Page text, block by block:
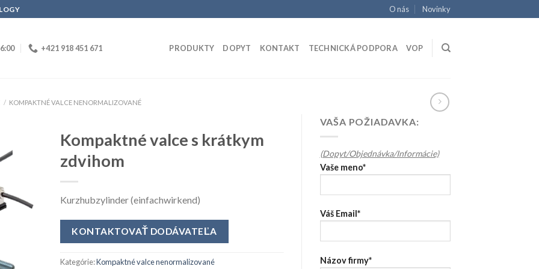
O nás Novinky
+421 918 451 671 PRODUKTY DOPYT KONTAKT TECHNICKÁ PODPORA VOP
/ KOMPAKTNÉ VALCE NENORMALIZOVANÉ
VAŠA POŽIADAVKA:
(Dopyt/Objednávka/Informácie)
Vaše meno*
Váš Email*
Názov firmy*
Kompaktné valce s krátkym
zdvihom
Kurzhubzylinder (einfachwirkend)
KONTAKTOVAŤ DODÁVATEĽA
Kategórie:Kompaktné valce nenormalizované